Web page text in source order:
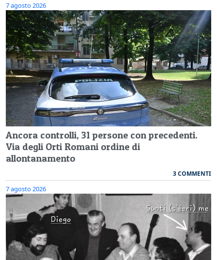
7 agosto 2026
Ancora controlli, 31 persone con precedenti.
Via degli Orti Romani ordine di
allontanamento
3 COMMENTI
7 agosto 2026